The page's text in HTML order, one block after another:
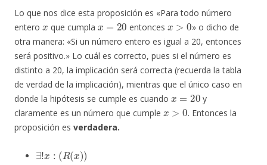
Lo que nos dice esta proposición es «Para todo número
entero
x
que cumpla
x=20
entonces
x> 0
» o dicho de
otra manera: «Si un número entero es igual a 20, entonces
será positivo.» Lo cuál es correcto, pues si el número es
distinto a 20, la implicación será correcta (recuerda la tabla
de verdad de la implicación), mientras que el único caso en
donde la hipótesis se cumple es cuando
x =20
y
claramente es un número que cumple
x >0
. Entonces la
proposición es verdadera.
∃! R(x))